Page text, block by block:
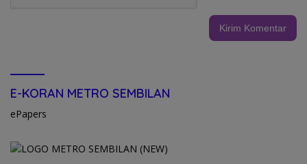
E-KORAN METRO SEMBILAN
ePapers